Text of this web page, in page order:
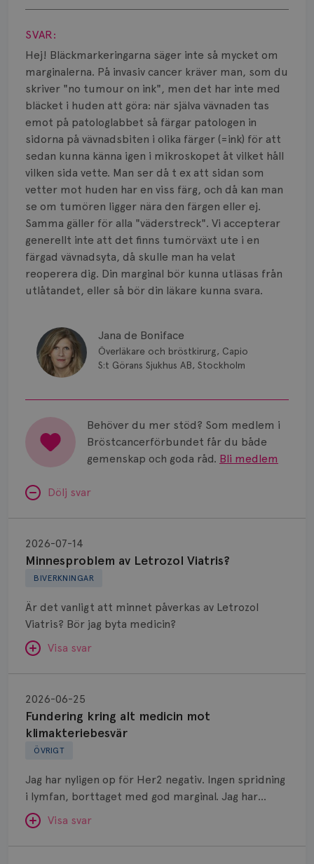
Visa svar
SVAR:
Hej! Bläckmarkeringarna säger inte så mycket om
marginalerna. På invasiv cancer kräver man, som du
skriver "no tumour on ink", men det har inte med
bläcket i huden att göra: när själva vävnaden tas
emot på patologlabbet så färgar patologen in
sidorna på vävnadsbiten i olika färger (=ink) för att
sedan kunna känna igen i mikroskopet åt vilket håll
vilken sida vette. Man ser då t ex att sidan som
vetter mot huden har en viss färg, och då kan man
se om tumören ligger nära den färgen eller ej.
Samma gäller för alla "väderstreck". Vi accepterar
generellt inte att det finns tumörväxt ute i en
färgad vävnadsyta, då skulle man ha velat
reoperera dig. Din marginal bör kunna utläsas från
utlåtandet, eller så bör din läkare kunna svara.
Jana de Boniface
Överläkare och bröstkirurg, Capio
S:t Görans Sjukhus AB, Stockholm
Behöver du mer stöd? Som medlem i
Bröstcancerförbundet får du både
gemenskap och goda råd. Bli medlem
Dölj svar
BIVERKNINGAR
Minnesproblem av Letrozol Viatris?
2026-07-14
Är det vanligt att minnet påverkas av Letrozol
Viatris? Bör jag byta medicin?
Visa svar
SVAR:
Hej. Oavsett vilken hormonsänkande behandling
(men även cytostatika) man får så kan en del
uppleva negativ påverkan på minnet. Prata din
märke eller annan aromatashämmare. Det kan ofta
vara bra att ha en paus först, för att se att
besvären blir bättre, men bäst är att prata med
Letrozol
Viatris?
ÖVRIGT
Fundering kring alt medicin mot
klimakteriebesvär
2026-06-25
Jag har nyligen op för Her2 negativ. Ingen spridning
i lymfan, borttaget med god marginal. Jag har
genomgått en 5 dagars strålning och är färdig
behandlad. Efter att jag nu slutat med östrogen-
lenzetto, har klimakteriebesvären kommit med
Visa svar
kring
medicin
Vätska